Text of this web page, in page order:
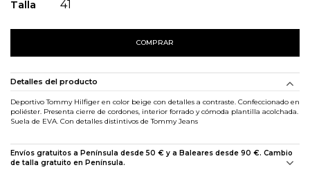
Talla 41
COMPRAR
Detalles del producto
Deportivo Tommy Hilfiger en color beige con detalles a contraste. Confeccionado en
poliéster. Presenta cierre de cordones, interior forrado y cómoda plantilla acolchada.
Suela de EVA. Con detalles distintivos de Tommy Jeans
Envíos gratuitos a Península desde 50 € y a Baleares desde 90 €. Cambio
de talla gratuito en Península.